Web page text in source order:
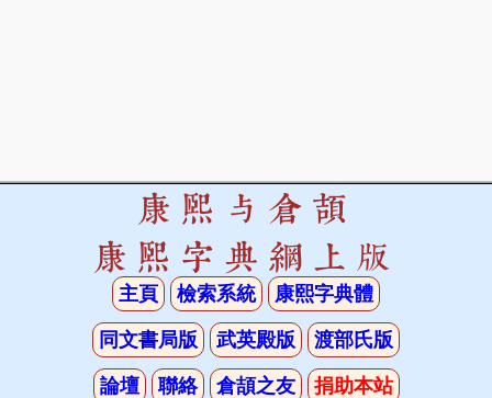
康熙与倉頡
康熙字典網上版
主頁 檢索系統 康熙字典體
同文書局版 武英殿版 渡部氏版
論壇 聯絡 倉頡之友 捐助本站